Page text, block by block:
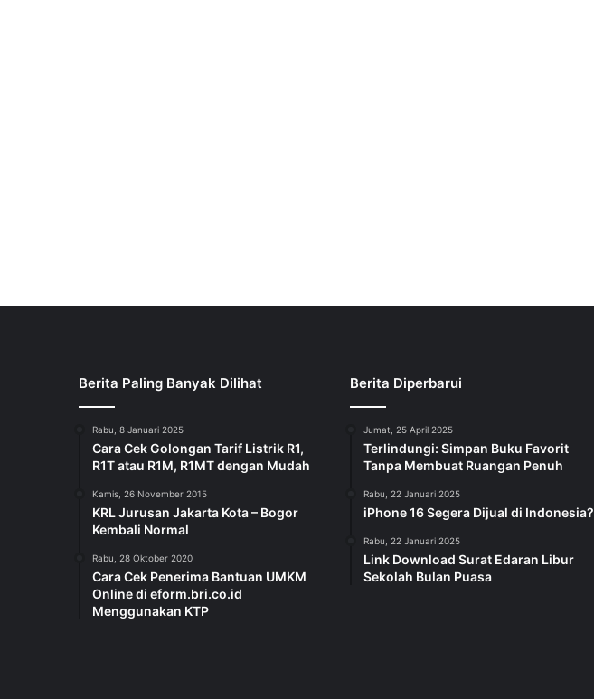
Berita Paling Banyak Dilihat
Rabu, 8 Januari 2025
Cara Cek Golongan Tarif Listrik R1,
R1T atau R1M, R1MT dengan Mudah
Kamis, 26 November 2015
KRL Jurusan Jakarta Kota – Bogor
Kembali Normal
Rabu, 28 Oktober 2020
Cara Cek Penerima Bantuan UMKM
Online di eform.bri.co.id
Menggunakan KTP
Berita Diperbarui
Jumat, 25 April 2025
Terlindungi: Simpan Buku Favorit
Tanpa Membuat Ruangan Penuh
Rabu, 22 Januari 2025
iPhone 16 Segera Dijual di Indonesia?
Rabu, 22 Januari 2025
Link Download Surat Edaran Libur
Sekolah Bulan Puasa